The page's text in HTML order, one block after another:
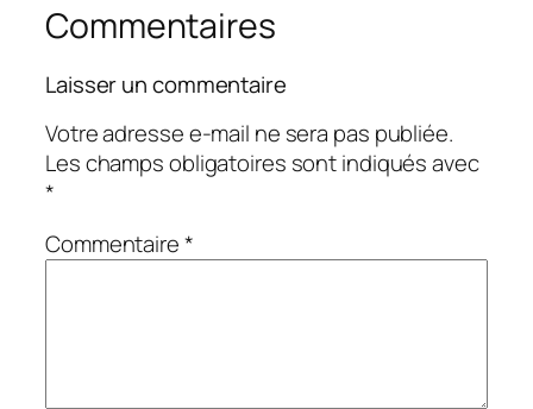
Commentaires
Laisser un commentaire
Votre adresse e-mail ne sera pas publiée.
Les champs obligatoires sont indiqués avec
*
Commentaire*